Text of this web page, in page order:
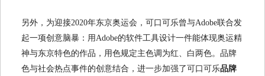
另外，为迎接2020年东京奥运会，可口可乐曾与Adobe联合发
起一项创意脑暴：用Adobe的软件工具设计一件能体现奥运精
神与东京特色的作品，用色规定主色调为红、白两色。品牌
色与社会热点事件的创意结合，进一步加强了可口可乐品牌